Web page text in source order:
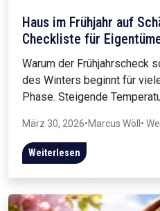
Haus im Frühjahr auf
Checkliste für
Warum der Frühjahrscheck
des Winters beginnt für
Phase. Steigende
März 30, 2026•Marcus Wöll •
Weiterlesen